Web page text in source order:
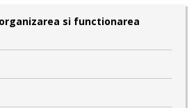
si functionarea